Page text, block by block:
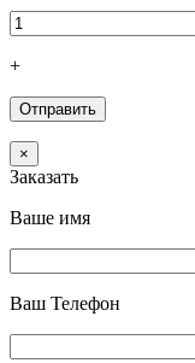
+
×
Заказать
Ваше имя
Ваш Телефон